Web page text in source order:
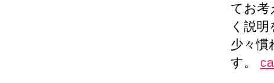
てお考
く説
少々慣
す。